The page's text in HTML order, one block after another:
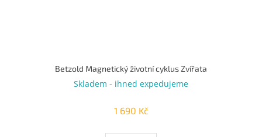
Betzold Magnetický životní cyklus Zvířata
Skladem - ihned expedujeme
1 690 Kč